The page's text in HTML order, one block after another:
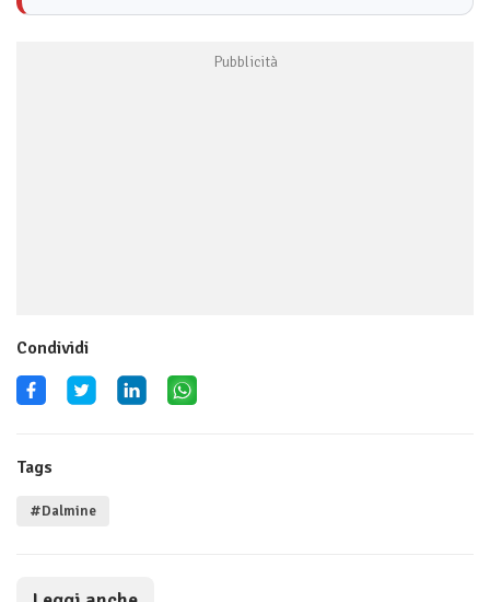
Condividi
Tags
#Dalmine